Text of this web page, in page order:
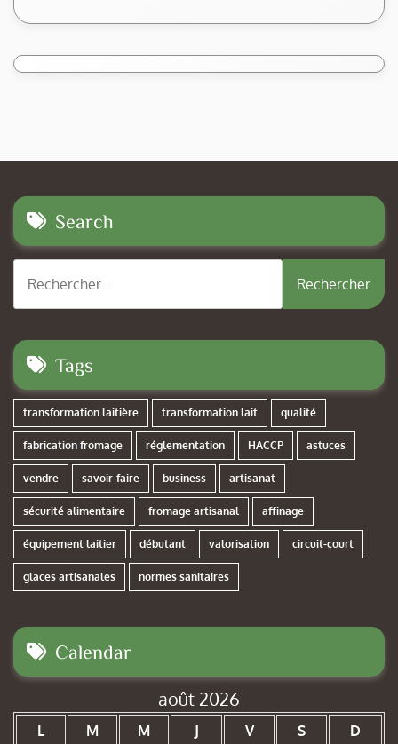
Search
Tags
transformation laitière transformation lait qualité
fabrication fromage réglementation HACCP astuces
vendre savoir-faire business artisanat
sécurité alimentaire fromage artisanal affinage
équipement laitier débutant valorisation circuit-court
glaces artisanales normes sanitaires
Calendar
août 2026
L M M J V S D